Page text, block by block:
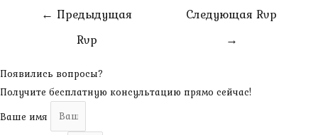
Навигация
← Предыдущая
Rvp
Следующая Rvp
→
Появились вопросы?
Получите бесплатную консультацию прямо сейчас!
Ваше имя